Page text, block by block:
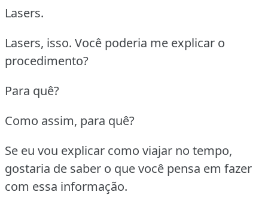
Lasers.
Lasers, isso. Você poderia me explicar o
procedimento?
Para quê?
Como assim, para quê?
Se eu vou explicar como viajar no tempo,
gostaria de saber o que você pensa em fazer
com essa informação.